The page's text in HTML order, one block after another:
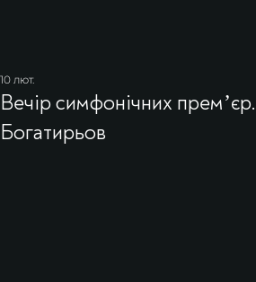
Вечір симфонічних
Богатирьов
10 лют.